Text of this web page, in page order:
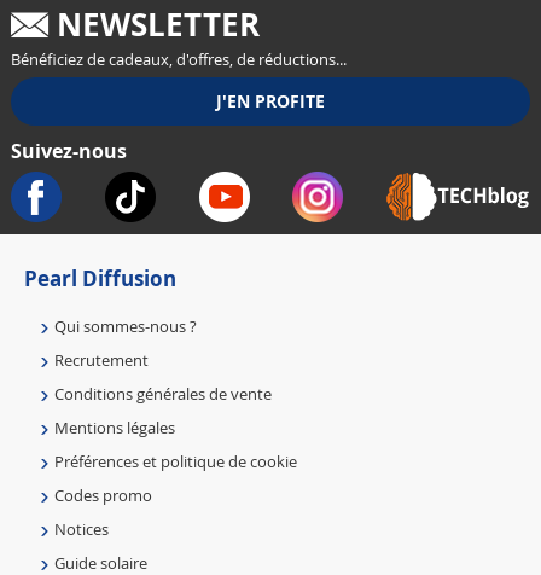
NEWSLETTER
Bénéficiez de cadeaux, d'offres, de réductions...
Suivez-nous
Pearl Diffusion
Qui sommes-nous ?
Recrutement
Conditions générales de vente
Mentions légales
Préférences et politique de cookie
Codes promo
Notices
Guide solaire